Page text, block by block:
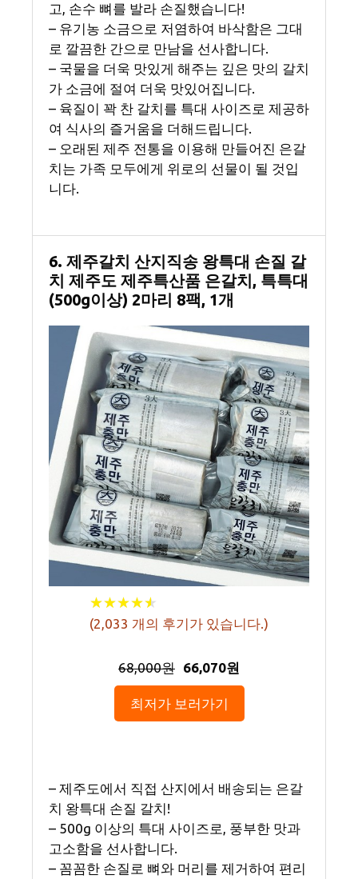
고, 손수 뼈를 발라 손질했습니다!
– 유기농 소금으로 저염하여 바삭함은 그대
로 깔끔한 간으로 만남을 선사합니다.
– 국물을 더욱 맛있게 해주는 깊은 맛의 갈치
가 소금에 절여 더욱 맛있어집니다.
– 육질이 꽉 찬 갈치를 특대 사이즈로 제공하
여 식사의 즐거움을 더해드립니다.
– 오래된 제주 전통을 이용해 만들어진 은갈
치는 가족 모두에게 위로의 선물이 될 것입
니다.
6. 제주갈치 산지직송 왕특대 손질 갈
치 제주도 제주특산품 은갈치, 특특대
(500g이상) 2마리 8팩, 1개
★★★★★
★★★★★
(2,033 개의 후기가 있습니다.)
68,000원 66,070원
최저가 보러가기
– 제주도에서 직접 산지에서 배송되는 은갈
치 왕특대 손질 갈치!
– 500g 이상의 특대 사이즈로, 풍부한 맛과
고소함을 선사합니다.
– 꼼꼼한 손질로 뼈와 머리를 제거하여 편리